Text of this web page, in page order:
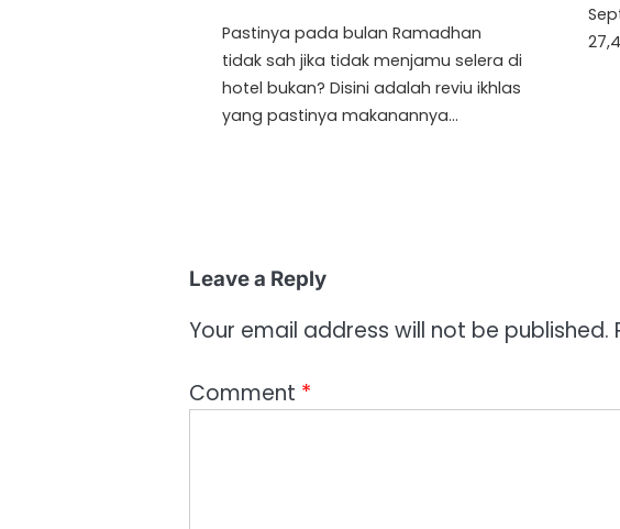
Pastinya pada bulan Ramadhan
tidak sah jika tidak menjamu selera di
hotel bukan? Disini adalah reviu ikhlas
yang pastinya makanannya…
Leave a Reply
Your email address will not be published.
Comment *